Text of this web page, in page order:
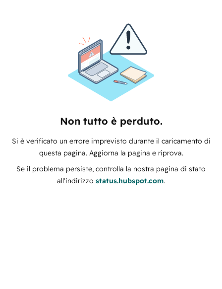
Non tutto è perduto.
Si è verificato un errore imprevisto durante il caricamento di
questa pagina. Aggiorna la pagina e riprova.
Se il problema persiste, controlla la nostra pagina di stato
all'indirizzo status.hubspot.com.